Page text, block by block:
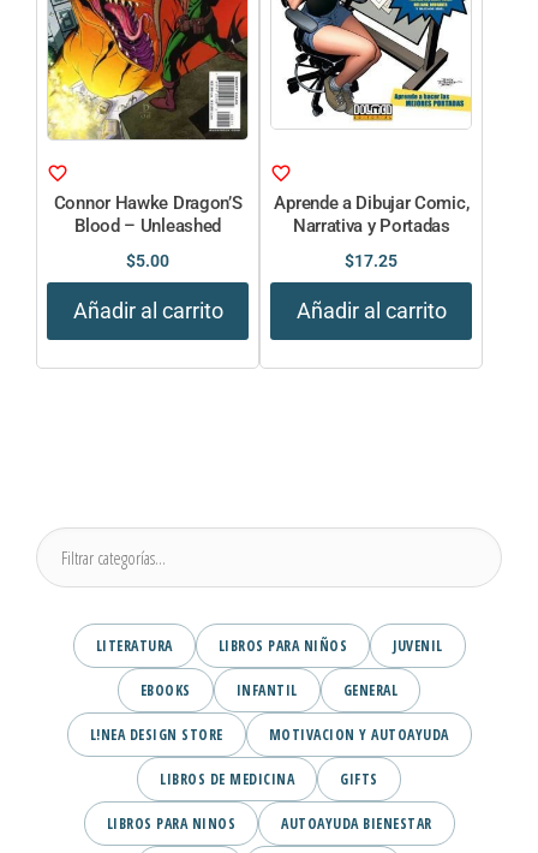
Connor Hawke Dragon’S
Blood – Unleashed
$5.00
Añadir al carrito
Aprende a Dibujar Comic,
Narrativa y Portadas
$17.25
Añadir al carrito
LITERATURA LIBROS PARA NIÑOS JUVENIL
EBOOKS INFANTIL GENERAL
L!NEA DESIGN STORE MOTIVACION Y AUTOAYUDA
LIBROS DE MEDICINA GIFTS
LIBROS PARA NINOS AUTOAYUDA BIENESTAR